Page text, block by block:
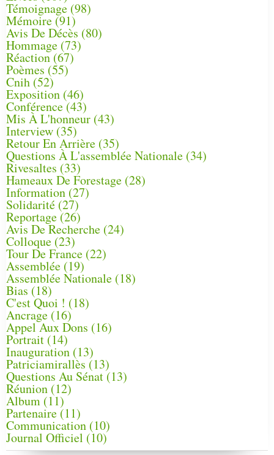
Témoignage (98)
Mémoire (91)
Avis De Décès (80)
Hommage (73)
Réaction(67)
Poèmes (55)
Cnih (52)
Exposition (46)
Conférence(43)
Mis À L'honneur (43)
Interview (35)
Retour En Arrière (35)
Questions À L'assemblée Nationale (34)
Rivesaltes (33)
Hameaux De Forestage (28)
Information (27)
Solidarité (27)
Reportage(26)
Avis De Recherche (24)
Colloque (23)
Tour De France (22)
Assemblée (19)
Assemblée Nationale (18)
Bias (18)
C'est Quoi ! (18)
Ancrage (16)
Appel Aux Dons (16)
Portrait (14)
Inauguration (13)
Patriciamirallès (13)
Questions Au Sénat(13)
Réunion (12)
Album (11)
Partenaire(11)
Communication (10)
Journal Officiel (10)